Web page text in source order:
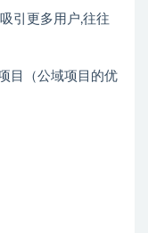
引更多用户,往往
目（公域项目的优